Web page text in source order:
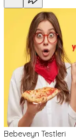
Bebeveyn Testleri